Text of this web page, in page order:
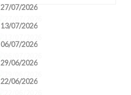
27/07/2026
13/07/2026
06/07/2026
29/06/2026
22/06/2026